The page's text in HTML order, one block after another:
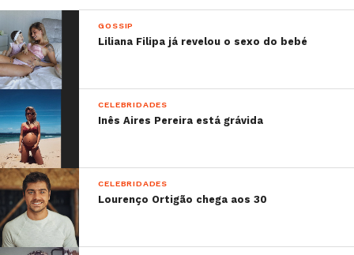
GOSSIP
Liliana Filipa já revelou o sexo do bebé
CELEBRIDADES
Inês Aires Pereira está grávida
CELEBRIDADES
Lourenço Ortigão chega aos 30